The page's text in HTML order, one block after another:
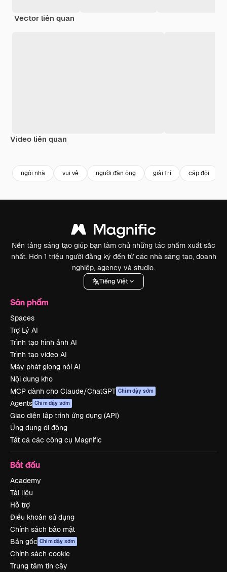
Vector liên quan
Video liên quan
ngôi nhà vui vẻ người đàn ông giải trí cặp đôi
Nền tảng sáng tạo giúp bạn làm chủ những tác phẩm xuất sắc
nhất. Hơn 1 triệu người đăng ký đến từ các nhà sáng tạo, doanh
nghiệp, agency và studio.
Tiếng Việt
Sản phẩm
Spaces
Trợ Lý AI
Trình tạo hình ảnh AI
Trình tạo video AI
Máy phát giọng nói AI
Nội dung kho
MCP dành cho Claude/ChatGPT Chim dậy sớm
Agents Chim dậy sớm
Giao diện lập trình ứng dụng (API)
Ứng dụng di động
Tất cả các công cụ Magnific
Bắt đầu
Academy
Tài liệu
Hỗ trợ
Điều khoản sử dụng
Chính sách bảo mật
Bản gốc Chim dậy sớm
Chính sách cookie
Trung tâm tin cậy